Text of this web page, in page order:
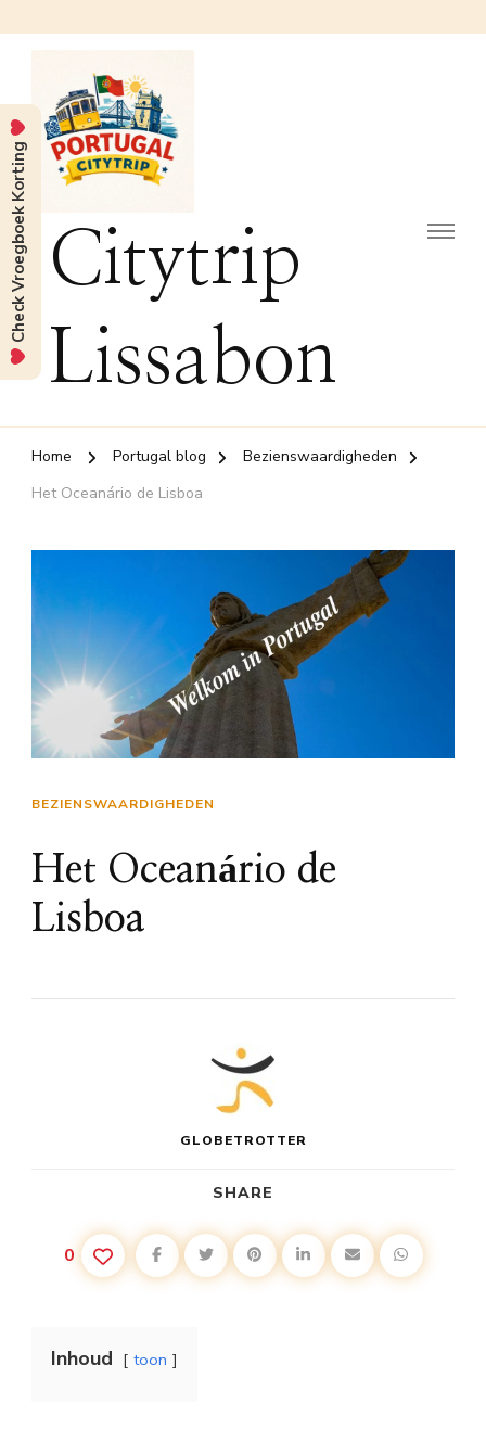
Citytrip
Lissabon
Home Portugal blog
Bezienswaardigheden
Het Oceanário de Lisboa
BEZIENSWAARDIGHEDEN
Het Oceanário de
Lisboa
GLOBETROTTER
SHARE
0
Inhoud toon
Check Vroegboek Korting